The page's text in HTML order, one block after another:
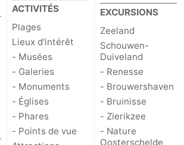
ACTIVITÉS
Plages
Lieux d'intérêt
- Musées
- Galeries
- Monuments
- Églises
- Phares
- Points de vue
EXCURSIONS
Zeeland
Schouwen-
Duiveland
- Renesse
- Brouwershaven
- Bruinisse
- Zierikzee
- Nature
Oosterschelde